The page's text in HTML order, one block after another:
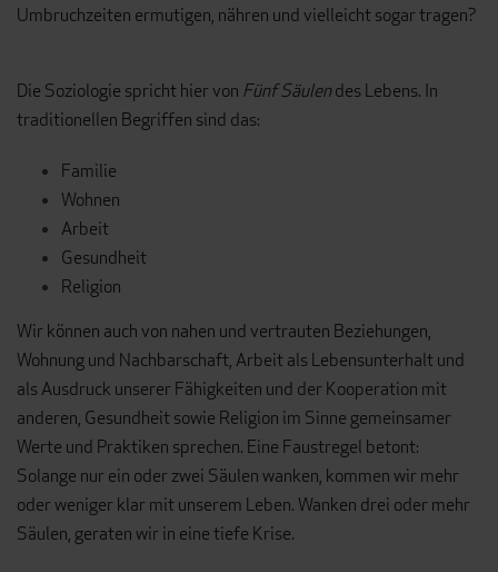
Umbruchzeiten ermutigen, nähren und vielleicht sogar tragen?
Die Soziologie spricht hier von Fünf Säulendes Lebens. In
traditionellen Begriffen sind das:
Familie
Wohnen
Arbeit
Gesundheit
Religion
Wir können auch von nahen und vertrauten Beziehungen,
Wohnung und Nachbarschaft, Arbeit als Lebensunterhalt und
als Ausdruck unserer Fähigkeiten und der Kooperation mit
anderen, Gesundheit sowie Religion im Sinne gemeinsamer
Werte und Praktiken sprechen. Eine Faustregel betont:
Solange nur ein oder zwei Säulen wanken, kommen wir mehr
oder weniger klar mit unserem Leben. Wanken drei oder mehr
Säulen, geraten wir in eine tiefe Krise.